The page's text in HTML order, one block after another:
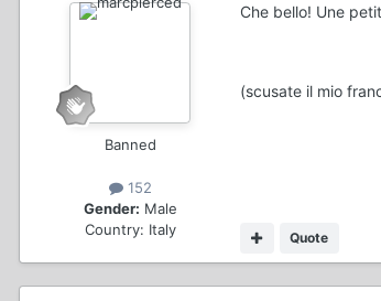
Banned
152
Gender: Male
Country: Italy
Che bello! Une
(scusate il mio
Quote